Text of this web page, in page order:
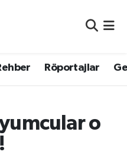
Röportajlar
o
Haritası